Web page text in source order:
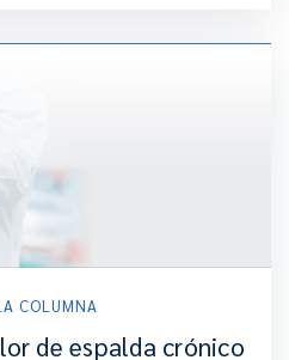
COLUMNA
de espalda crónico